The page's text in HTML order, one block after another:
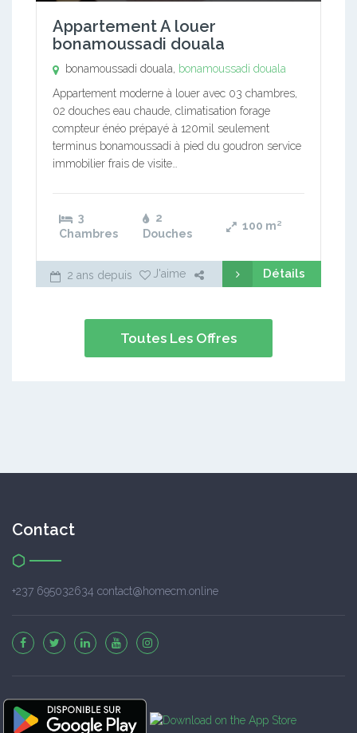
Appartement A louer
bonamoussadi douala
bonamoussadi douala, bonamoussadi douala
Appartement moderne à louer avec 03 chambres,
02 douches eau chaude, climatisation forage
compteur énéo prépayé à 120mil seulement
terminus bonamoussadi à pied du goudron service
immobilier frais de visite…
3
Chambres
2
Douches
100 m²
2 ans depuis J'aime Détails
Toutes Les Offres
Contact
+237 695032634 contact@homecm.online